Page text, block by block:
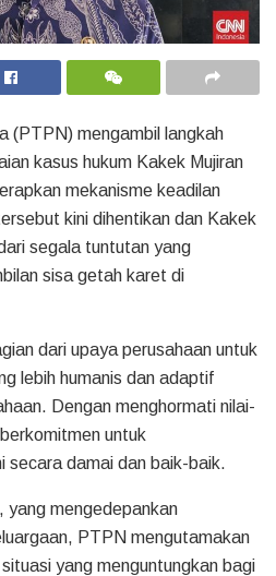
(PTPN) mengambil langkah
kasus hukum Kakek Mujiran
mekanisme keadilan
kini dihentikan dan Kakek
segala tuntutan yang
sisa getah karet di
dari upaya perusahaan untuk
lebih humanis dan adaptif
Dengan menghormati nilai-
untuk
secara damai dan baik-baik.
yang mengedepankan
PTPN mengutamakan
yang menguntungkan bagi